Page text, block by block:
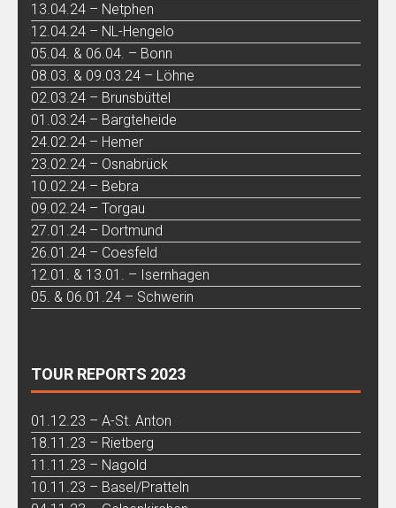
13.04.24 – Netphen
12.04.24 – NL-Hengelo
05.04. & 06.04. – Bonn
08.03. & 09.03.24 – Löhne
02.03.24 – Brunsbüttel
01.03.24 – Bargteheide
24.02.24 – Hemer
23.02.24 – Osnabrück
10.02.24 – Bebra
09.02.24 – Torgau
27.01.24 – Dortmund
26.01.24 – Coesfeld
12.01. & 13.01. – Isernhagen
05. & 06.01.24 – Schwerin
TOUR REPORTS 2023
01.12.23 – A-St. Anton
18.11.23 – Rietberg
11.11.23 – Nagold
10.11.23 – Basel/Pratteln